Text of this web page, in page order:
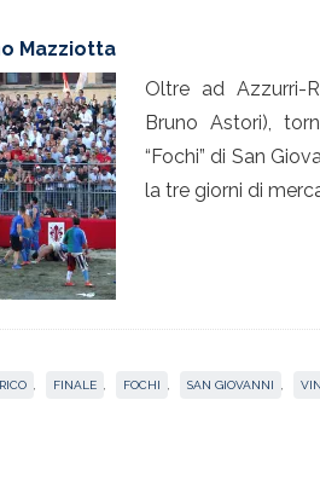
Mazziotta
Oltre ad Azzurri-
Bruno Astori),
“Fochi” di San
la tre giorni di
FINALE FOCHI SAN GIOVANNI